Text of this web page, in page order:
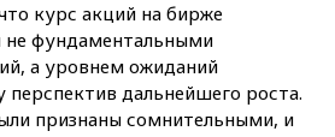
курс акций на бирже
не фундаментальными
а уровнем ожиданий
перспектив дальнейшего роста.
признаны сомнительными, и